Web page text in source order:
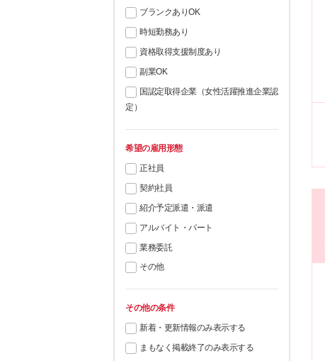
ブランクありOK
時短勤務あり
資格取得支援制度あり
副業OK
国認定取得企業（女性活躍推進企業認
定）
希望の雇用形態
正社員
契約社員
紹介予定派遣・派遣
アルバイト・パート
業務委託
その他
その他の条件
新着・更新情報のみ表示する
まもなく掲載終了のみ表示する